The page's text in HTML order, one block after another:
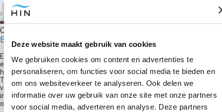
Deze website maakt gebruik van cookies
We gebruiken cookies om content en advertenties te
personaliseren, om functies voor social media te bieden en
om ons websiteverkeer te analyseren. Ook delen we
informatie over uw gebruik van onze site met onze partners
voor social media, adverteren en analyse. Deze partners
Over de schrijver
Edwin Selij
Edwin Selij is eigenaar en oprichter van Hypnose Instituut Nederland
en geeft trainingen in Hypnose. Hij is auteur van de boeken 'Je hebt
het niet je doet het' en 'Breek Je Vrij!' en komt regelmatig op radio en
TV om te praten over hypnose. Hij is de nummer 1 Hypnose Trainer
van Nederland en geeft al jaren hypnose trainingen. Hij was de eerste
in Nederland die moderne hypnotherapie via livestream ging
onderwijzen.